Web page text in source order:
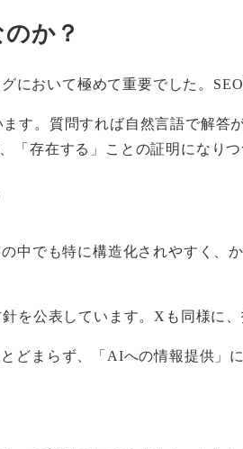
か？
において極めて重要でした。
す。質問すれば自然言語で解
存在する」ことの証明になりつ
中でも特に構造化されやすく、
を公表しています。Xも同様に
どまらず、「AIへの情報提供」